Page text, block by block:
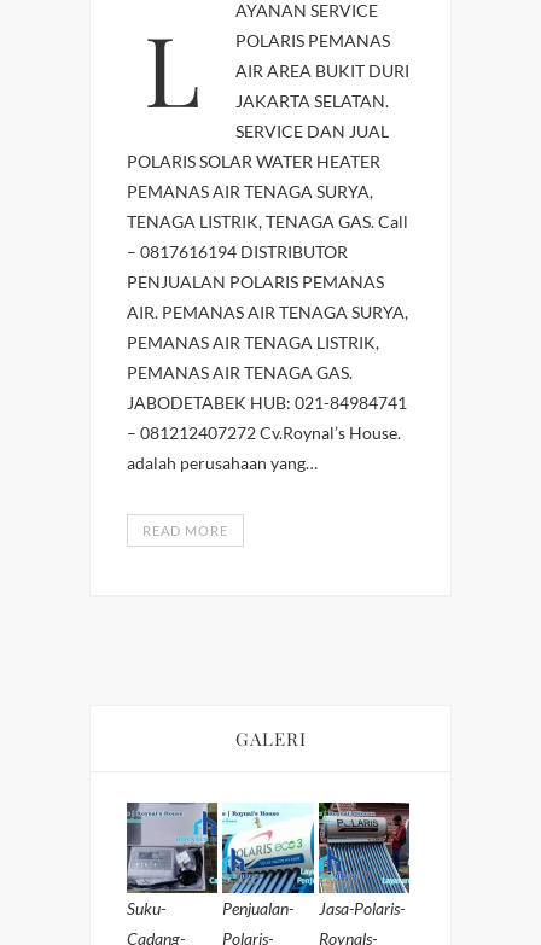
LAYANAN SERVICE
POLARIS PEMANAS
AIR AREA BUKIT DURI
JAKARTA SELATAN.
SERVICE DAN JUAL
POLARIS SOLAR WATER HEATER
PEMANAS AIR TENAGA SURYA,
TENAGA LISTRIK, TENAGA GAS. Call
– 0817616194 DISTRIBUTOR
PENJUALAN POLARIS PEMANAS
AIR. PEMANAS AIR TENAGA SURYA,
PEMANAS AIR TENAGA LISTRIK,
PEMANAS AIR TENAGA GAS.
JABODETABEK HUB: 021-84984741
– 081212407272 Cv.Roynal’s House.
adalah perusahaan yang…
READ MORE
GALERI
Suku-
Cadang-
Penjualan-
Polaris-
Jasa-Polaris-
Roynals-